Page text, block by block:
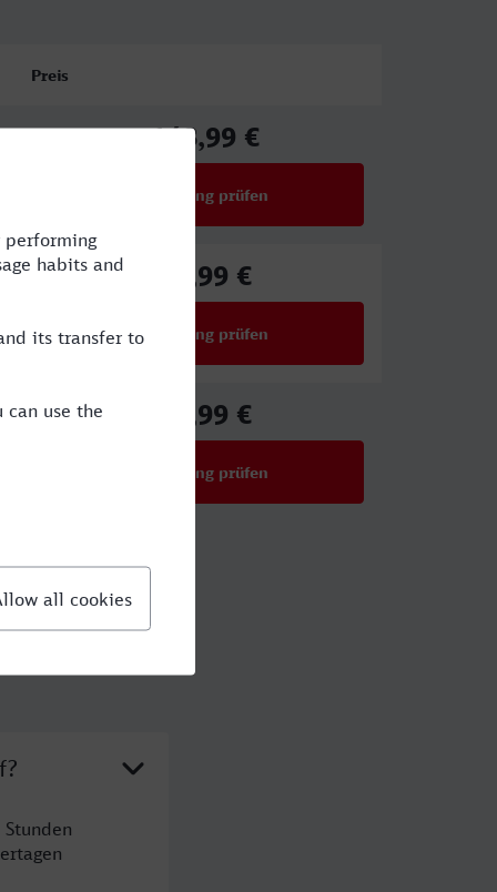
Preis
148,99 €
Verbindung prüfen
61,99 €
Verbindung prüfen
92,99 €
Verbindung prüfen